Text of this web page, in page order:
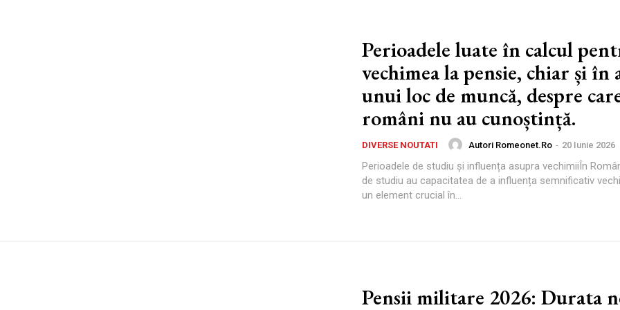
Perioadele luate în calcul
vechimea la pensie, chiar și în
unui loc de muncă, despre
români nu au cunoștință.
DIVERSE NOUTATI Autori Romeonet.ro - 20 Iunie 2026
Perioadele de studiu și influența asupra vechimiiÎn
de studiu au capacitatea de a influența semnificativ
un element crucial în...
Pensii militare 2026: Durata